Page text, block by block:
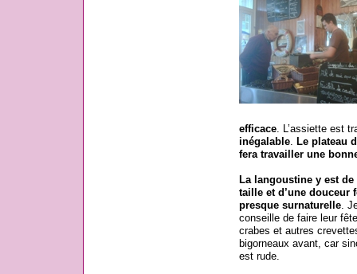
efficace. L’assiette est
inégalable. Le plateau
fera travailler une
La langoustine y est de
taille et d’une douceur
presque surnaturelle.
conseille de faire leur
crabes et autres
bigorneaux avant, car
est rude.